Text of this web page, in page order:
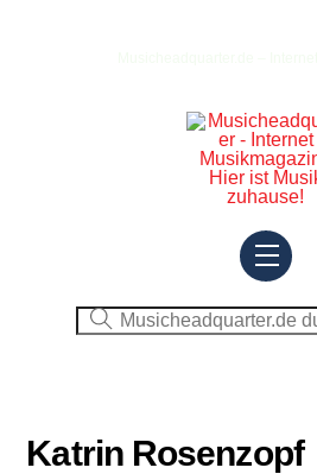
Menu
Katrin Rosenzopf